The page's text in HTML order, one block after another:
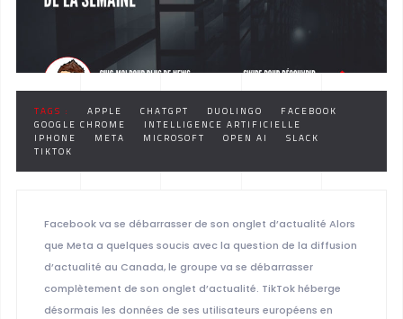
TAGS : APPLE CHATGPT DUOLINGO
FACEBOOK
GOOGLE CHROME
INTELLIGENCE ARTIFICIELLE
IPHONE
META MICROSOFT OPEN AI
SLACK
TIKTOK
Facebook va se débarrasser de son onglet d’actualité Alors
que Meta a quelques soucis avec la question de la diffusion
d’actualité au Canada, le groupe va se débarrasser
complètement de son onglet d’actualité. TikTok héberge
désormais les données de ses utilisateurs européens en